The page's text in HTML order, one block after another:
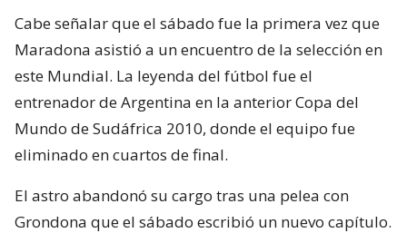
Cabe señalar que el sábado fue la primera vez que
Maradona asistió a un encuentro de la selección en
este Mundial. La leyenda del fútbol fue el
entrenador de Argentina en la anterior Copa del
Mundo de Sudáfrica 2010, donde el equipo fue
eliminado en cuartos de final.
El astro abandonó su cargo tras una pelea con
Grondona que el sábado escribió un nuevo capítulo.